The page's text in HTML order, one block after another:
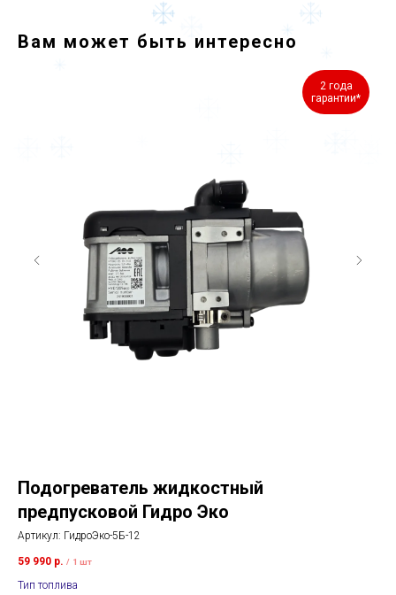
Вам может быть интересно
2 года
гарантии*
Подогреватель жидкостный
предпусковой Гидро Эко
Артикул: ГидроЭко-5Б-12
59 990 р. / 1 шт
Тип топлива